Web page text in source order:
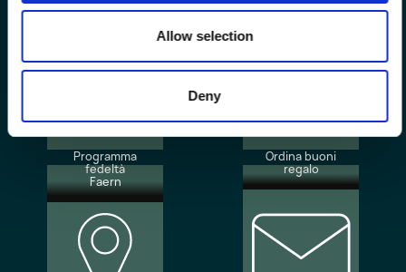
Allow selection
Deny
Programma
fedeltà
Faern
Ordina buoni
regalo